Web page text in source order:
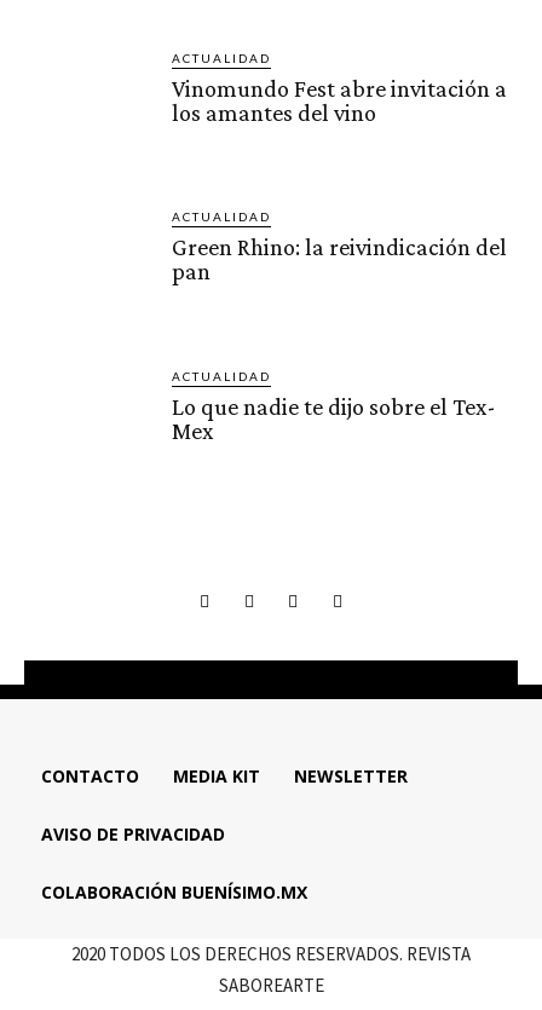
ACTUALIDAD
Vinomundo Fest abre invitación a
los amantes del vino
ACTUALIDAD
Green Rhino: la reivindicación del
pan
ACTUALIDAD
Lo que nadie te dijo sobre el Tex-
Mex
CONTACTO MEDIA KIT NEWSLETTER
AVISO DE PRIVACIDAD
COLABORACIÓN BUENÍSIMO.MX
2020 TODOS LOS DERECHOS RESERVADOS. REVISTA
SABOREARTE